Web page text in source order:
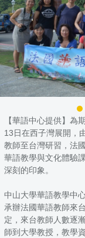
【華語中心提供】為
13日在西子灣展開，
教師至台灣研習，法
華語教學與文化體驗
深刻的印象。
中山大學華語教學中
承辦法國華語教師來
定，來台教師人數逐
師到大學教授，教學